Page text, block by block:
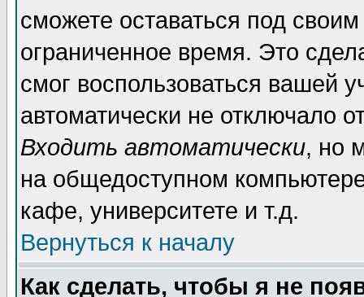
сможете оставаться под
ограниченное время. Это
смог воспользоваться вашей
автоматически не отключало
Входить автоматически, но
на общедоступном
кафе, университете и т.д.
Вернуться к началу
Как сделать, чтобы я не